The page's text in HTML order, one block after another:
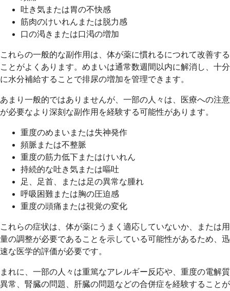
吐き気または胃の不快感
筋肉のけいれんまたは脱力感
口の渇きまたは口渇の増加
これらの一般的な副作用は、体が薬に慣れるにつれて改善する
ことがよくあります。めまいは通常数週間以内に解消し、十分
に水分補給することで排尿の増加を管理できます。
あまり一般的ではありませんが、一部の人々は、医療への注意
が必要なより深刻な副作用を経験する可能性があります。
重度のめまいまたは失神発作
頻脈または不整脈
重度の筋力低下またはけいれん
持続的な吐き気または嘔吐
足、足首、または足の異常な腫れ
呼吸困難または胸の圧迫感
重度の頭痛または視覚の変化
これらの症状は、体が薬にうまく適応していないか、または用
量の調整が必要であることを示している可能性があるため、迅
速な医学的評価が必要です。
まれに、一部の人々は重篤なアレルギー反応や、重度の電解質
異常、腎臓の問題、肝臓の問題などの合併症を経験することが